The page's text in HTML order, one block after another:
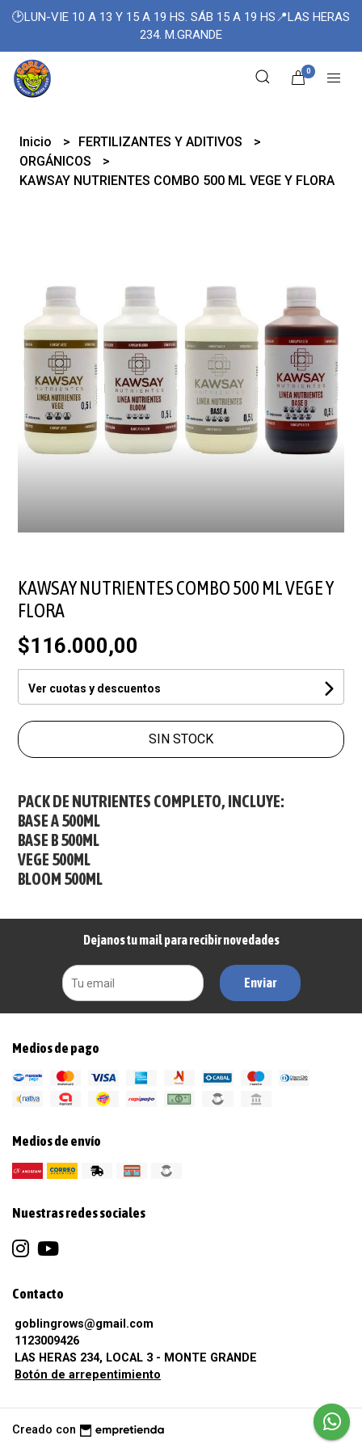
🕑LUN-VIE 10 A 13 Y 15 A 19 HS. SÁB 15 A 19 HS📍LAS HERAS
234. M.GRANDE
0
Inicio
FERTILIZANTES Y ADITIVOS
ORGÁNICOS
KAWSAY NUTRIENTES COMBO 500 ML VEGE Y FLORA
KAWSAY NUTRIENTES COMBO 500 ML VEGE Y
FLORA
$116.000,00
Ver cuotas y descuentos
SIN STOCK
PACK DE NUTRIENTES COMPLETO, INCLUYE:
BASE A 500ML
BASE B 500ML
VEGE 500ML
BLOOM 500ML
Dejanos tu mail para recibir novedades
Enviar
Medios de pago
Medios de envío
Nuestras redes sociales
Contacto
goblingrows@gmail.com
1123009426
LAS HERAS 234, LOCAL 3 - MONTE GRANDE
Botón de arrepentimiento
Creado con